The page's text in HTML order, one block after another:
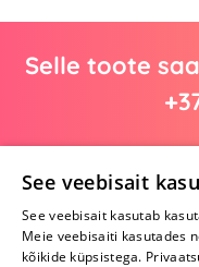
Selle toote
See veebisait
See veebisait kasutab
Meie veebisaiti kasutades
kõikide küpsistega.